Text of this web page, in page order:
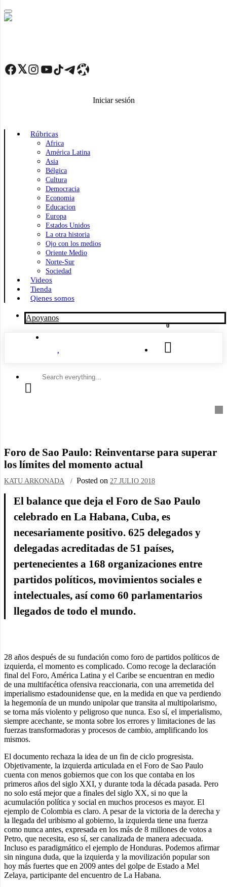
Skip
to
Facebook Twitter Instagram YouTube TikTok Telegram Enlace
Iniciar sesión
Rúbricas
Africa
América Latina
Asia
Bélgica
Cultura
Democracia
Economia
Educacion
Europa
Estados Unidos
La otra historia
Ojo con los medios
Oriente Medio
Norte-Sur
Sociedad
Videos
Tienda
Qienes somos
Apoyanos
0
Search
Foro de Sao Paulo: Reinventarse para superar
los límites del momento actual
KATU ARKONADA Posted on 27 JULIO 2018
El balance que deja el Foro de Sao Paulo
celebrado en La Habana, Cuba, es
necesariamente positivo. 625 delegados y
delegadas acreditadas de 51 países,
pertenecientes a 168 organizaciones entre
partidos políticos, movimientos sociales e
intelectuales, así como 60 parlamentarios
llegados de todo el mundo.
28 años después de su fundación como foro de partidos políticos de
izquierda, el momento es complicado. Como recoge la declaración
final del Foro, América Latina y el Caribe se encuentran en medio
de una multifacética ofensiva reaccionaria, con una arremetida del
imperialismo estadounidense que, en la medida en que va perdiendo
la hegemonía de un mundo unipolar que transita al multipolarismo,
se torna más violento y peligroso que nunca. Eso sí, el imperialismo,
siempre acechante, se monta sobre los errores y limitaciones de las
fuerzas transformadoras y procesos de cambio, amplificando los
mismos.
El documento rechaza la idea de un fin de ciclo progresista.
Objetivamente, la izquierda articulada en el Foro de Sao Paulo
cuenta con menos gobiernos que con los que contaba en los
primeros años del siglo XXI, y durante toda la década pasada. Pero
no solo está mejor que a finales del siglo XX, si no que la
acumulación política y social en muchos procesos es mayor. El
ejemplo de Colombia es claro. A pesar de la victoria de la derecha y
la llegada del uribismo al gobierno, la izquierda tiene una fuerza
como nunca antes, expresada en los más de 8 millones de votos a
Petro, que necesita, eso sí, ser canalizada de manera adecuada.
Incluso es paradigmático el ejemplo de Honduras. Podemos afirmar
sin ninguna duda, que la izquierda y la movilización popular son
hoy más fuertes que en 2009 antes del golpe de Estado a Mel
Zelaya, participante del encuentro de La Habana.